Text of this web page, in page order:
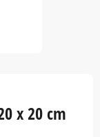
x 20 cm